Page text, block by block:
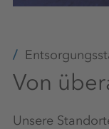
Von
Unsere